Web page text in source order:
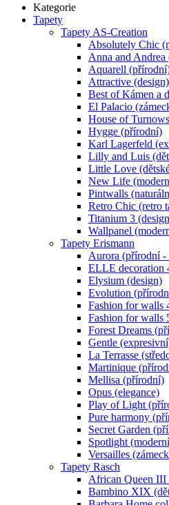
Kategorie
Tapety
Tapety AS-Creation
Absolutely Chic
Anna and Andrea
Aquarell
Attractive (design)
Best of Kámen a
El Palacio
House of
Hygge (přírodní)
Karl Lagerfeld
Lilly and Luis
Little Love
New Life
Pintwalls
Retro Chic (retro
Titanium 3
Wallpanel
Tapety Erismann
Aurora (přírodní -
ELLE decoration
Elysium (design)
Evolution
Fashion for walls
Fashion for walls
Forest Dreams
Gentle
La Terrasse
Martinique
Mellisa (přírodní)
Opus (elegance)
Play of Light
Pure harmony
Secret Garden
Spotlight
Versailles
Tapety Rasch
African Queen
Bambino XIX